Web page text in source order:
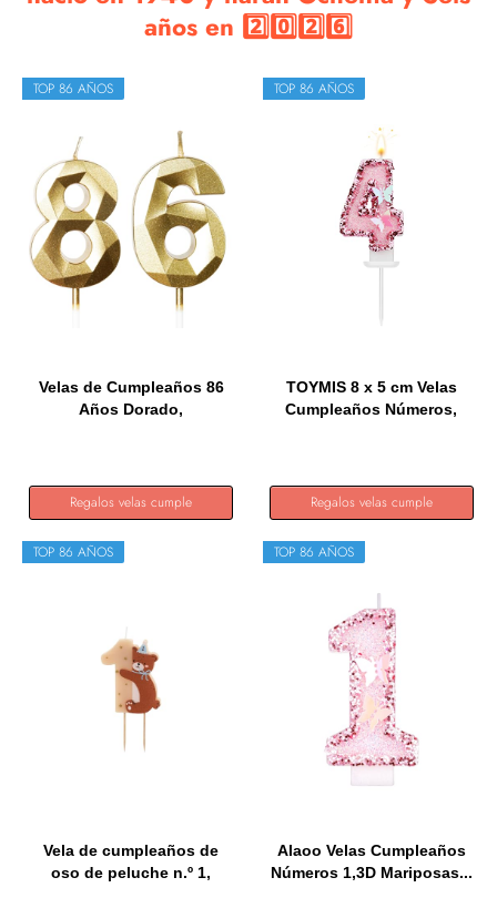
años en 2️⃣0️⃣2️⃣6️⃣
TOP 86 AÑOS
Velas de Cumpleaños 86
Años Dorado,
Regalos velas cumple
TOP 86 AÑOS
TOYMIS 8 x 5 cm Velas
Cumpleaños Números,
Regalos velas cumple
TOP 86 AÑOS
Vela de cumpleaños de
oso de peluche n.º 1,
TOP 86 AÑOS
Alaoo Velas Cumpleaños
Números 1,3D Mariposas...